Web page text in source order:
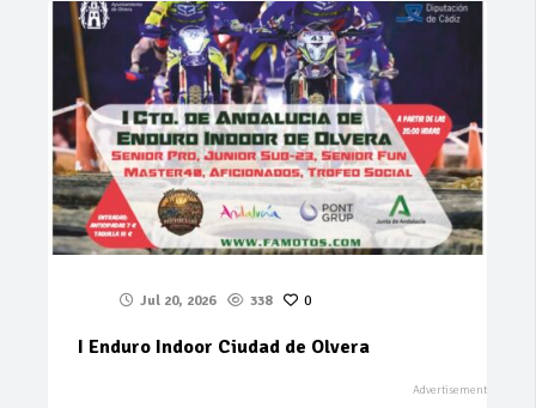
Jul 20, 2026 338 0
I Enduro Indoor Ciudad de Olvera